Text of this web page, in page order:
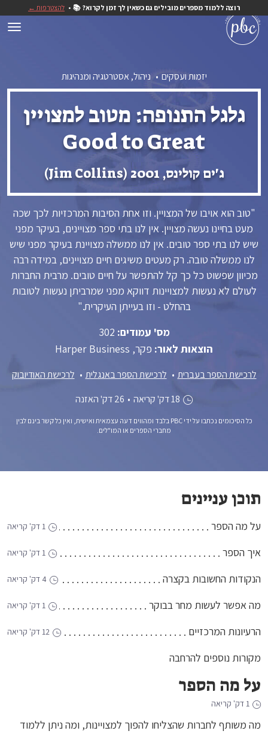
רוצה ללמוד מספרים מובילים גם כשאין לך זמן לקרוא? 📚 להצטרפות ←
יזמות ועסקים ניהול, אסטרטגיה ומנהיגות
גלגל התנופה: מטוב למצויין
Good to Great
ג'ים קולינס, 2001 (Jim Collins)
"טוב הוא אויבו של המצויין. וזו אחת הסיבות המרכזיות לכך שכה
מעט בחיינו נעשה מצויין. אין לנו בתי ספר מצויינים, בעיקר מפני
שיש לנו בתי ספר טובים. אין לנו ממשלה מצויינת בעיקר מפני שיש
לנו ממשלה טובה. רק מעטים משיגים חיים מצויינים, במידה רבה
מכיוון שפשוט כל כך קל להתפשר על חיים טובים. מרבית החברות
לעולם לא נעשות למצויינות דווקא מפני שמרביתן נעשות לטובות
בהחלט - וזו בעייתן העיקרית."
מס' עמודים:
הוצאות לאור: פקר, Harper Business
לרכישת הספר בעברית לרכישת הספר באנגלית
לרכישת האודיובוק
• 26 דק' האזנה
כל הסיכומים נכתבו על ידי PBC בלבד ומהווים דעה עצמאית ואישית, ואין כל קשר בינם לבין
מחברי הספרים או המו"לים.
תוכן עניינים
על מה הספר
איך הספר
הנקודות החשובות בקצרה
מה אפשר לעשות מחר בבוקר
הרעיונות המרכזיים
מקורות נוספים להרחבה
על מה הספר
מה משותף לחברות שהצליחו להפוך למצויינות, ומה ניתן ללמוד